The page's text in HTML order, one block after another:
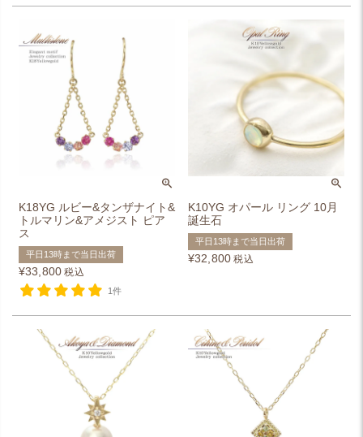
K18YG ルビー&タンザナイト&
トルマリン&アメジスト ピア
ス
平日13時まで当日出荷
¥33,800 税込
1件
K10YG オパール リング 10月
誕生石
平日13時まで当日出荷
¥32,800 税込